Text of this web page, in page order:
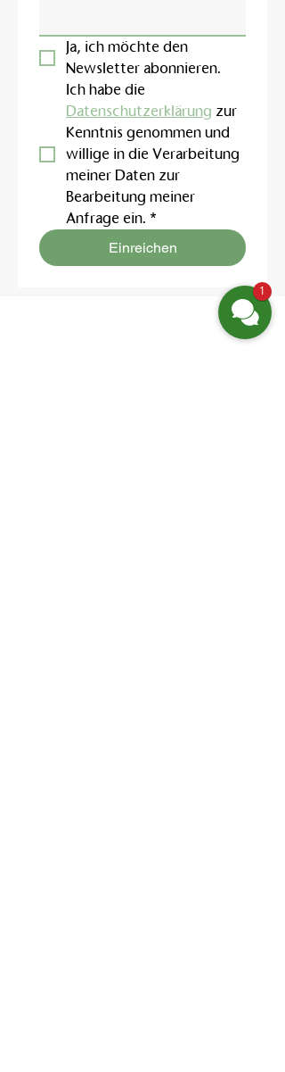
Ja, ich möchte den
Newsletter abonnieren.
Datenschutzerklärung zur
Kenntnis genommen und
willige in die Verarbeitung
meiner Daten zur
Bearbeitung meiner
Anfrage ein. *
Einreichen
1